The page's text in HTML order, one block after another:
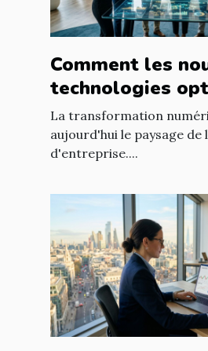
Comment les
technologies
elles la gestion
d'entreprise ?
La transformation
aujourd'hui le paysage de
d'entreprise....